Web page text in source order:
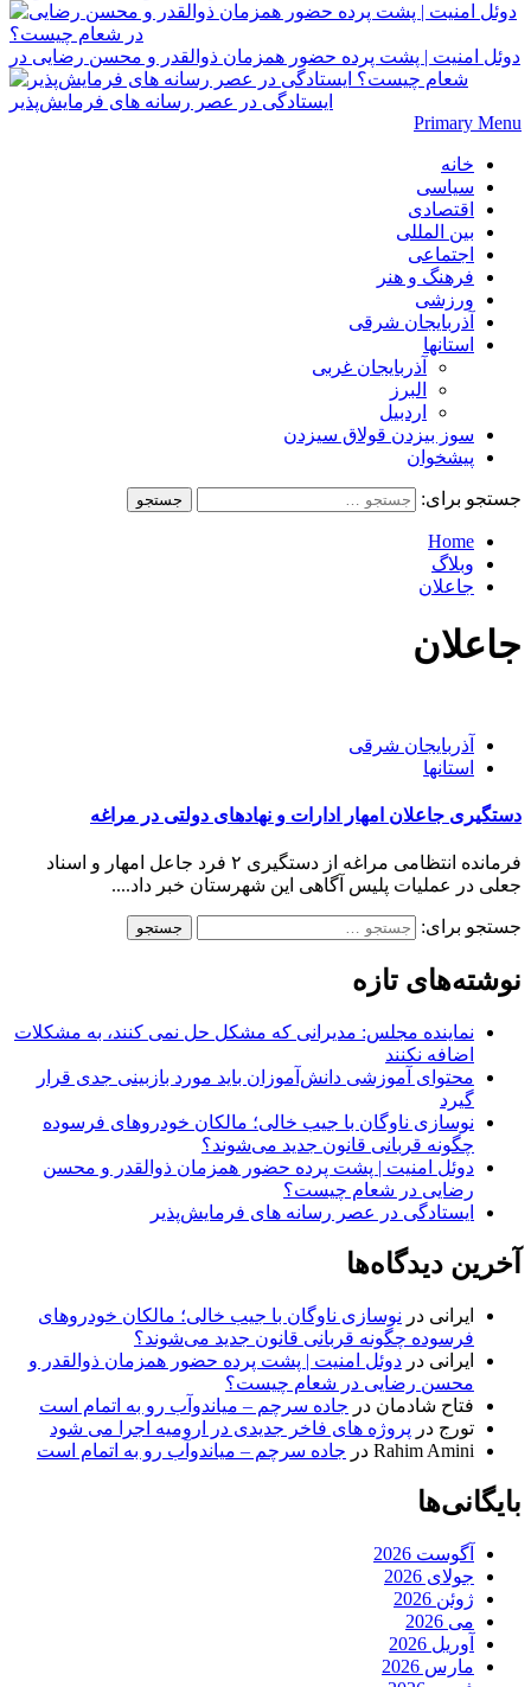
دوئل امنیت | پشت پرده حضور همزمان ذوالقدر و محسن رضایی در
شعام چیست؟
ایستادگی در عصر رسانه های فرمایش‌پذیر
Primary Menu
خانه
سیاسی
اقتصادی
بین المللی
اجتماعی
فرهنگ و هنر
ورزشی
آذربایجان شرقی
استانها
آذربایجان غربی
البرز
اردبیل
سوز بیزدن قولاق سیزدن
پیشخوان
جستجو برای:
Home
وبلاگ
جاعلان
جاعلان
آذربایجان شرقی
استانها
دستگيری جاعلان امهار ادارات و نهادهای دولتی در مراغه
فرمانده انتظامی مراغه از دستگيری ۲ فرد جاعل امهار و اسناد
جعلی در عمليات پليس آگاهی اين شهرستان خبر داد....
جستجو برای:
نوشته‌های تازه
نماینده مجلس: مدیرانی که مشکل حل نمی کنند، به مشکلات
اضافه نکنند
محتوای آموزشی دانش‌آموزان باید مورد بازبینی جدی قرار
گیرد
نوسازی ناوگان با جیب خالی؛ مالکان خودرو‌های فرسوده
چگونه قربانی قانون جدید می‌شوند؟
دوئل امنیت | پشت پرده حضور همزمان ذوالقدر و محسن
رضایی در شعام چیست؟
ایستادگی در عصر رسانه های فرمایش‌پذیر
آخرین دیدگاه‌ها
ایرانی در نوسازی ناوگان با جیب خالی؛ مالکان خودرو‌های
فرسوده چگونه قربانی قانون جدید می‌شوند؟
ایرانی در دوئل امنیت | پشت پرده حضور همزمان ذوالقدر و
محسن رضایی در شعام چیست؟
فتاح شادمان در جاده سرچم – میاندوآب رو به اتمام است
تورج در پروژه های فاخر جدیدی در ارومیه اجرا می شود
Rahim Amini در جاده سرچم – میاندوآب رو به اتمام است
بایگانی‌ها
آگوست 2026
جولای 2026
ژوئن 2026
می 2026
آوریل 2026
مارس 2026